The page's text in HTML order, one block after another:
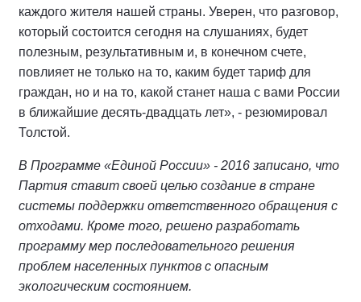
каждого жителя нашей страны. Уверен, что разговор,
который состоится сегодня на слушаниях, будет
полезным, результативным и, в конечном счете,
повлияет не только на то, каким будет тариф для
граждан, но и на то, какой станет наша с вами России
в ближайшие десять-двадцать лет», - резюмировал
Толстой.
В Программе «Единой России» - 2016 записано, что
Партия ставит своей целью создание в стране
системы поддержки ответственного обращения с
отходами. Кроме того, решено разработать
программу мер последовательного решения
проблем населенных пунктов с опасным
экологическим состоянием.